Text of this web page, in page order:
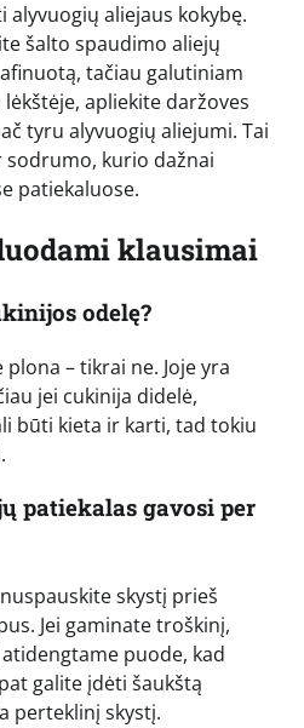
aliejaus kokybę.
šalto spaudimo aliejų
tačiau galutiniam
apliekite daržoves
tyru alyvuogių aliejumi. Tai
kurio dažnai
patiekaluose.
klausimai
odelę?
– tikrai ne. Joje yra
jei cukinija didelė,
būti kieta ir karti, tad tokiu
patiekalas gavosi per
skystį prieš
Jei gaminate troškinį,
puode, kad
galite įdėti šaukštą
perteklinį skystį.